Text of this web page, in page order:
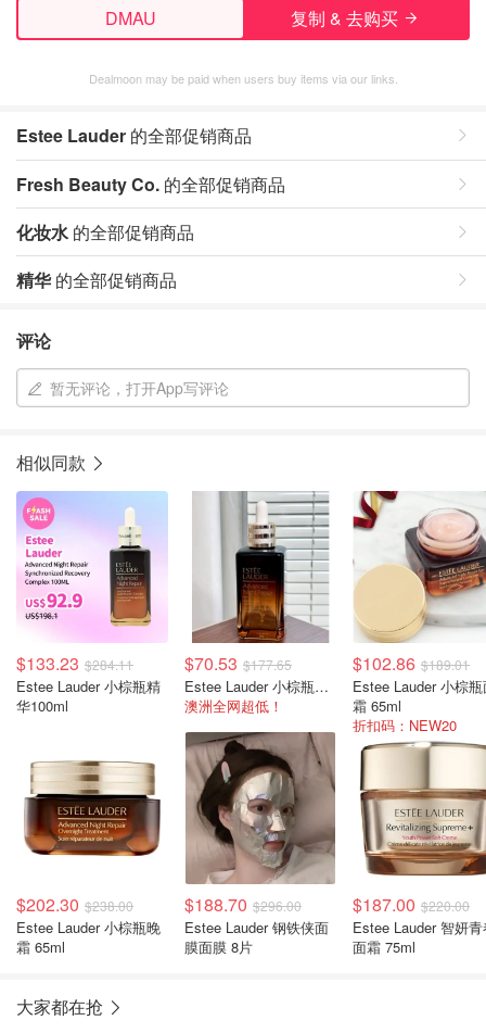
DMAU 复制 & 去购买
Dealmoon may be paid when users buy items via our links.
Estee Lauder 的全部促销商品
Fresh Beauty Co. 的全部促销商品
化妆水 的全部促销商品
精华的全部促销商品
评论
暂无评论，打开App写评论
相似同款
$133.23 $284.11
Estee Lauder 小棕瓶精
华100ml
$70.53 $177.65
Estee Lauder 小棕瓶精华 50ml
澳洲全网超低！
$102.86 $189.01
Estee Lauder 小棕
霜 65ml
折扣码：NEW20
$202.30 $238.00
Estee Lauder 小棕瓶晚
霜 65ml
$188.70 $296.00
Estee Lauder 钢铁侠面
膜面膜 8片
$187.00 $220.00
Estee Lauder 智妍
面霜 75ml
大家都在抢